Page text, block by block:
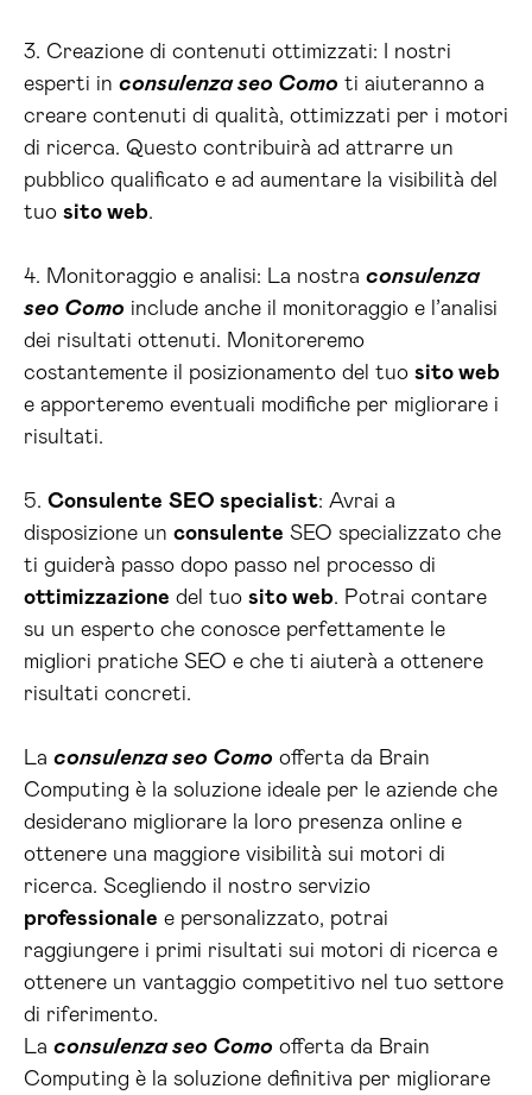
3. Creazione di contenuti ottimizzati: I nostri
esperti in consulenza seo Como ti aiuteranno a
creare contenuti di qualità, ottimizzati per i motori
di ricerca. Questo contribuirà ad attrarre un
pubblico qualificato e ad aumentare la visibilità del
tuo sito web.
4. Monitoraggio e analisi: La nostra consulenza
seo Como include anche il monitoraggio e l’analisi
dei risultati ottenuti. Monitoreremo
costantemente il posizionamento del tuo sito web
e apporteremo eventuali modifiche per migliorare i
risultati.
5. Consulente SEO specialist: Avrai a
disposizione un consulente SEO specializzato che
ti guiderà passo dopo passo nel processo di
ottimizzazione del tuo sito web. Potrai contare
su un esperto che conosce perfettamente le
migliori pratiche SEO e che ti aiuterà a ottenere
risultati concreti.
La consulenza seo Como offerta da Brain
Computing è la soluzione ideale per le aziende che
desiderano migliorare la loro presenza online e
ottenere una maggiore visibilità sui motori di
ricerca. Scegliendo il nostro servizio
professionale e personalizzato, potrai
raggiungere i primi risultati sui motori di ricerca e
ottenere un vantaggio competitivo nel tuo settore
di riferimento.
La consulenza seo Como offerta da Brain
Computing è la soluzione definitiva per migliorare